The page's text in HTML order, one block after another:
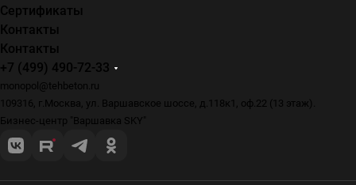
Сертификаты
Контакты
Контакты
+7 (499) 490-72-33
monopol@tehbeton.ru
109316, г.Москва, ул. Варшавское шоссе, д.118к1, оф.22 (13 этаж).
Бизнес-центр "Варшавка SKY"